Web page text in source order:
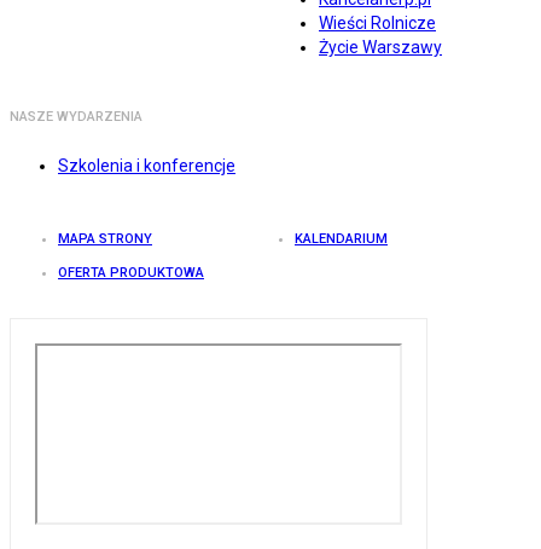
Wieści Rolnicze
Życie Warszawy
NASZE WYDARZENIA
Szkolenia i konferencje
MAPA STRONY KALENDARIUM
OFERTA PRODUKTOWA